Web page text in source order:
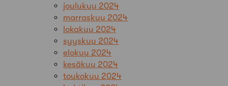
joulukuu 2024
marraskuu 2024
lokakuu 2024
syyskuu 2024
elokuu 2024
kesäkuu 2024
toukokuu 2024